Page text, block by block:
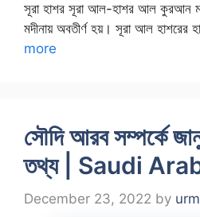
সূরা হাশর সূরা আল-হাশর আল কুরআন
মদীনায় অবতীর্ণ হয়। সূরা আল হাশরের
more
সৌদি আরব সম্পর্কে
তথ্য | Saudi
December 23, 2022 by